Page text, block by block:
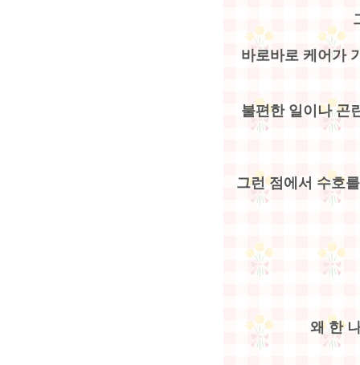
바로바로 케어가
불편한 일이나 곤
그런 점에서 수호
왜 한